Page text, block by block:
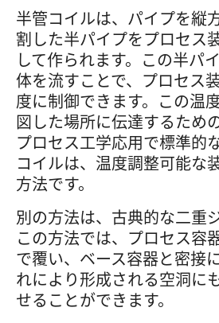
半管コイルは、パイプを縦
割した半パイプをプロセス
して作られます。この半パ
体を流すことで、プロセス
度に制御できます。この温
図した場所に伝達するため
プロセス工学応用で標準的
コイルは、温度調整可能な
方法です。
別の方法は、古典的な二重
この方法では、プロセス容
で覆い、ベース容器と密接
れにより形成される空洞に
せることができます。